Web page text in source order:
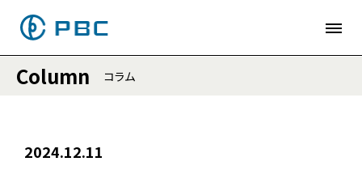
Column コラム
2024.12.11